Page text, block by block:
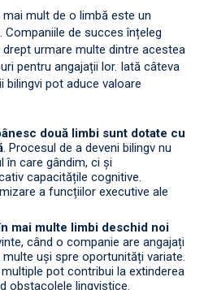
mult de o limbă este un
de succes înțeleg
urmare multe dintre acestea
pentru angajații lor. Iată câteva
bilingvi pot aduce valoare
două limbi sunt dotate cu
. Procesul de a deveni bilingv nu
care gândim, ci și
capacitățile cognitive.
a funcțiilor executive ale
mai multe limbi deschid noi
când o companie are angajați
uși spre oportunități variate.
pot contribui la extinderea
obstacolele lingvistice.